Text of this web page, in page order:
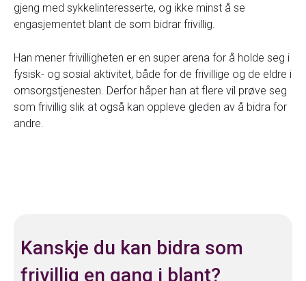
gjeng med sykkelinteresserte, og ikke minst å se
engasjementet blant de som bidrar frivillig.
Han mener frivilligheten er en super arena for å holde seg i
fysisk- og sosial aktivitet, både for de frivillige og de eldre i
omsorgstjenesten. Derfor håper han at flere vil prøve seg
som frivillig slik at også kan oppleve gleden av å bidra for
andre.
Kanskje du kan bidra som
frivillig en gang i blant?